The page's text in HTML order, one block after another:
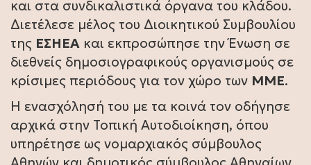
και στα συνδικαλιστικά όργανα του κλάδου.
Διετέλεσε μέλος του Διοικητικού Συμβουλίου
της ΕΣΗΕΑ και εκπροσώπησε την Ένωση σε
διεθνείς δημοσιογραφικούς οργανισμούς σε
κρίσιμες περιόδους για τον χώρο των ΜΜΕ.
Η ενασχόλησή του με τα κοινά τον οδήγησε
αρχικά στην Τοπική Αυτοδιοίκηση, όπου
υπηρέτησε ως νομαρχιακός σύμβουλος